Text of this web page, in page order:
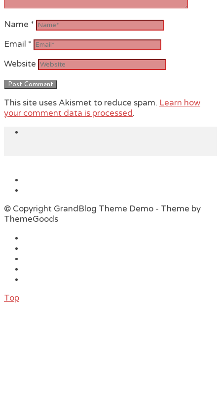
Name *
Email *
Website
This site uses Akismet to reduce spam. Learn how
your comment data is processed.
© Copyright GrandBlog Theme Demo - Theme by
ThemeGoods
Top